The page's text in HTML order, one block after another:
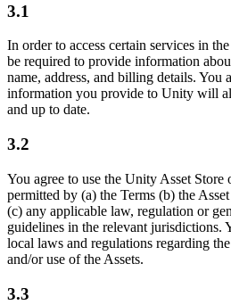
3.1
In order to access certain services in
be required to provide information
name, address, and billing details. You
information you provide to Unity will
and up to date.
3.2
You agree to use the Unity Asset Store
permitted by (a) the Terms (b) the
(c) any applicable law, regulation or
guidelines in the relevant jurisdictions.
local laws and regulations regarding
and/or use of the Assets.
3.3